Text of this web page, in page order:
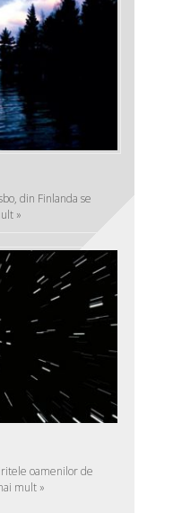
din Finlanda se
»
oamenilor de
mult »